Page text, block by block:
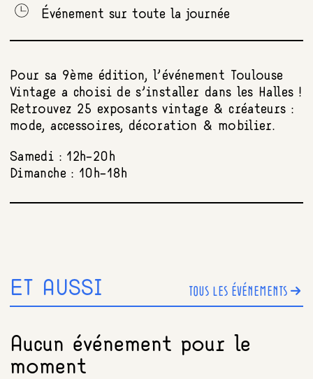
Événement sur toute la journée
Pour sa 9ème édition, l’événement Toulouse
Vintage a choisi de s’installer dans les Halles !
Retrouvez 25 exposants vintage & créateurs :
mode, accessoires, décoration & mobilier.
Samedi : 12h-20h
Dimanche : 10h-18h
ET AUSSI TOUS LES ÉVÉNEMENTS
Aucun événement pour le
moment